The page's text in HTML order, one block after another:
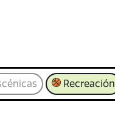
Recreación